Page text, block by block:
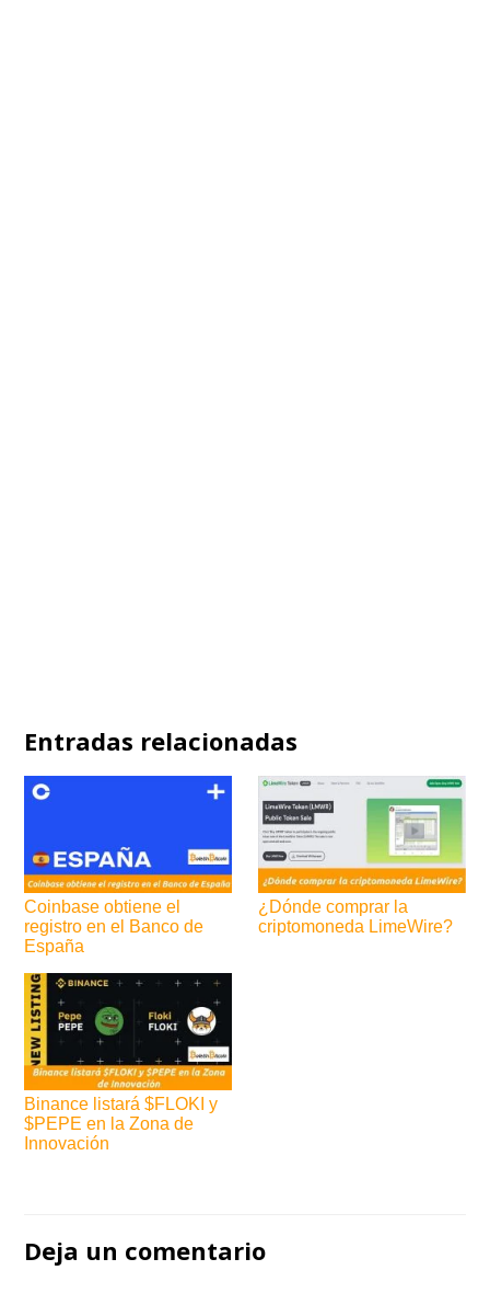
Entradas relacionadas
Coinbase obtiene el
registro en el Banco de
España
¿Dónde comprar la
criptomoneda LimeWire?
Binance listará $FLOKI y
$PEPE en la Zona de
Innovación
entradas
Deja un comentario